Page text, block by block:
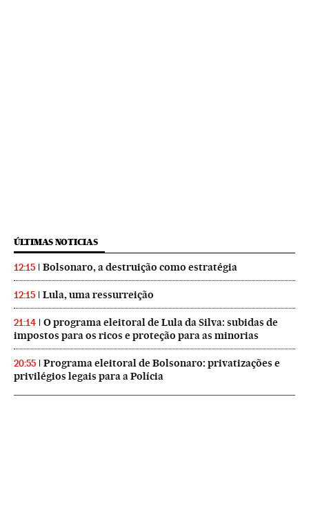
ÚLTIMAS NOTICIAS
12:15 Bolsonaro, a destruição como estratégia
12:15 Lula, uma ressurreição
21:14
O programa eleitoral de Lula da Silva: subidas de
impostos para os ricos e proteção para as minorias
20:55
Programa eleitoral de Bolsonaro: privatizações e
privilégios legais para a Polícia